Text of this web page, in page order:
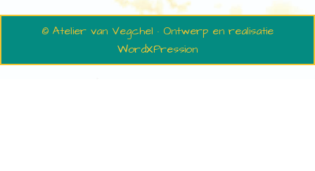
© Atelier van Vegchel · Ontwerp en realisatie
WordXPression